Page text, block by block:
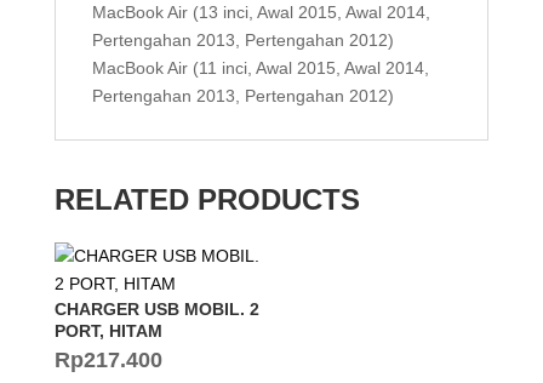
MacBook Air (13 inci, Awal 2015, Awal 2014,
Pertengahan 2013, Pertengahan 2012)
MacBook Air (11 inci, Awal 2015, Awal 2014,
Pertengahan 2013, Pertengahan 2012)
RELATED PRODUCTS
CHARGER USB MOBIL. 2
PORT, HITAM
Rp217.400